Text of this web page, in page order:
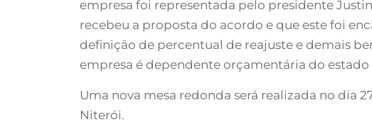
empresa foi representada pelo presidente
recebeu a proposta do acordo e que este foi
definição de percentual de reajuste e demais
empresa é dependente orçamentária do
Uma nova mesa redonda será realizada no dia
Niterói.